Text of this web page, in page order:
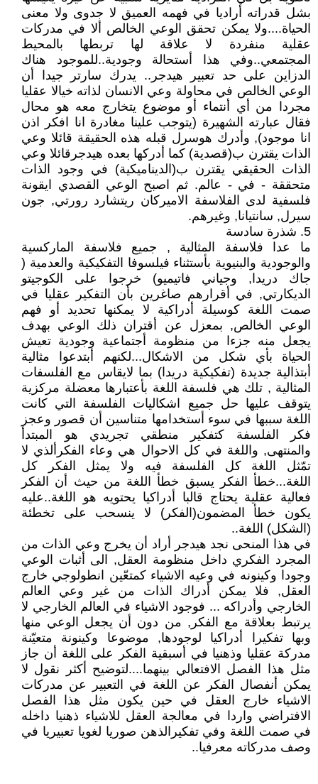
بشل قدراته أراديا في فهمه العميق لا جدوى ولا معنى
الحياة....ولا يمكن تحقق الوعي الخالص ألا في مدركات
عقلية منفردة لا علاقة لها تربطها بالمحيط
المجتمعي..وفي هذا أستحالة وجودية..للموجود هناك
الدزاين على حد تعبير هيدجر.. يدرك سارتر جيدا أن
الوعي الخالص في محاولة وعي الانسان لذاته خيالا عقليا
مجردا من أي أنتماء أو موضوع يتخارج معه هو محال
فقال عبارته الشهيرة (يتوجب علينا مغادرة انا افكر اذن
انا موجود), وأدرك هوسرل قبله هذه الحقيقة قائلا وعي
الذات يقترن ب(قصدية) كما أدركها بعده هيدجرقائلا وعي
الذات الحقيقي يقترن ب(الديناميكية) في وجود الذات
متحققة - في - عالم. ثم اصبح الوعي القصدي ايقونة
فلسفية لدى الفلاسفة الاميركان ريتشارد رورتي, جون
سيرل, سانتيانا, وغيرهم.
5. شذرة سادسة
ما عدا فلاسفة المثالية , جميع فلاسفة الماركسية
والوجودية والبنيوية بأستثناء فيلسوفا التفكيكية والعدمية (
جاك دريدا, وجياني فاتيميو) خرجوا على الكوجيتو
الديكارتي, في أقرارهم صاغرين بأن التفكير عقليا في
صمت اللغة كوسيلة أدراكية لا يمكنها تحديد أو فهم
الوعي الخالص, بمعزل عن أقتران ذلك الوعي بهدف
يجعل منه جزءا من منظومة أجتماعية وجودية تعيش
الحياة بأي شكل من الاشكال...لكنهم أبتدعوا مثالية
أبتذالية جديدة (تفكيكية دريدا) بما لايقاس مع الفلسفات
المثالية , تلك هي فلسفة اللغة بأعتبارها معضلة مركزية
يتوقف عليها حل جميع اشكاليات الفلسفة التي كانت
اللغة سببها في سوء أستخدامها متناسين أن قصور وعجز
فكر الفلسفة كتفكير منطقي تجريدي هو المبتدأ
والمنتهى, واللغة في كل الاحوال هي وعاء الفكرألذي لا
تمّثل اللغة كل الفلسفة فيه ولا يمثل الفكر كل
اللغة...خطأ الفكر يسبق خطأ اللغة من حيث أن الفكر
فعالية عقلية يحتاج قالبا أدراكيا يحتويه هو اللغة..عليه
يكون خطأ المضمون(الفكر) لا ينسحب على تخطئة
(الشكل) اللغة..
في هذا المنحى نجد هيدجر أراد أن يخرج وعي الذات من
المجرد الفكري داخل منظومة العقل, الى أثبات الوعي
وجودا وكينونه في وعيه الاشياء كمتعّين انطولوجي خارج
العقل, فلا يمكن أدراك الذات من غير وعي العالم
الخارجي وأدراكه ... فوجود الاشياء في العالم الخارجي لا
يرتبط بعلاقة مع الفكر, من دون أن يجعل الوعي منها
وبها تفكيرا أدراكيا لوجودها, موضوعا وكينونة متعيّنة
مدركة عقليا وذهنيا في أسبقية الفكر على اللغة أن جاز
مثل هذا الفصل الافتعالي بينهما....لتوضيح أكثر نقول لا
يمكن أنفصال الفكر عن اللغة في التعبير عن مدركات
الاشياء خارج العقل في حين يكون مثل هذا الفصل
الافتراضي واردا في معالجة العقل للاشياء ذهنيا داخله
في صمت اللغة وفي تفكيرالذهن صوريا لغويا تعبيريا في
وصف مدركاته معرفيا..